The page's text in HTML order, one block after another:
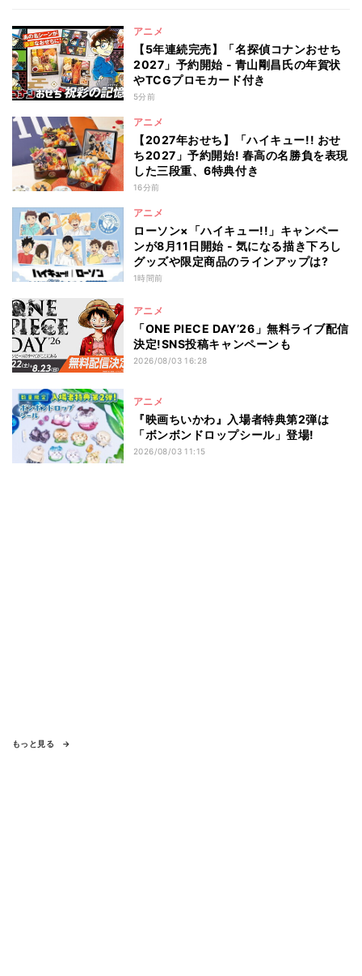
アニメ
【5年連続完売】「名探偵コナンおせち
2027」予約開始 - 青山剛昌氏の年賀状
やTCGプロモカード付き
5分前
アニメ
【2027年おせち】「ハイキュー!! おせ
ち2027」予約開始! 春高の名勝負を表現
した三段重、6特典付き
16分前
アニメ
ローソン×「ハイキュー!!」キャンペー
ンが8月11日開始 - 気になる描き下ろし
グッズや限定商品のラインアップは?
1時間前
アニメ
「ONE PIECE DAY’26」無料ライブ配信
決定!SNS投稿キャンペーンも
2026/08/03 16:28
アニメ
『映画ちいかわ』入場者特典第2弾は
「ボンボンドロップシール」登場!
2026/08/03 11:15
もっと見る